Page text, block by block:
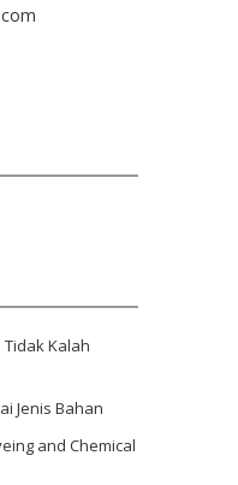
Kalah
Jenis Bahan
and Chemical